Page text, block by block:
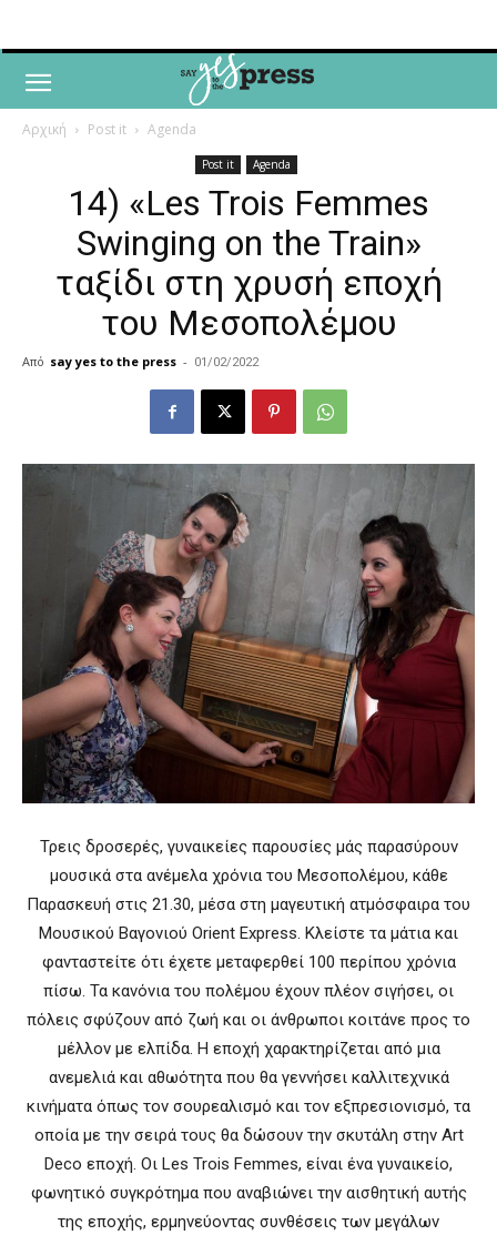
Αρχική Post it Agenda
Post it Agenda
14) «Les Trois Femmes
Swinging on the Train»
ταξίδι στη χρυσή εποχή
του Μεσοπολέμου
Από say yes to the press - 01/02/2022
Τρεις δροσερές, γυναικείες παρουσίες μάς παρασύρουν
μουσικά στα ανέμελα χρόνια του Μεσοπολέμου, κάθε
Παρασκευή στις 21.30, μέσα στη μαγευτική ατμόσφαιρα του
Μουσικού Βαγονιού Orient Express. Κλείστε τα μάτια και
φανταστείτε ότι έχετε μεταφερθεί 100 περίπου χρόνια
πίσω. Τα κανόνια του πολέμου έχουν πλέον σιγήσει, οι
πόλεις σφύζουν από ζωή και οι άνθρωποι κοιτάνε προς το
μέλλον με ελπίδα. Η εποχή χαρακτηρίζεται από μια
ανεμελιά και αθωότητα που θα γεννήσει καλλιτεχνικά
κινήματα όπως τον σουρεαλισμό και τον εξπρεσιονισμό, τα
οποία με την σειρά τους θα δώσουν την σκυτάλη στην Art
Deco εποχή. Οι Les Trois Femmes, είναι ένα γυναικείο,
φωνητικό συγκρότημα που αναβιώνει την αισθητική αυτής
της εποχής, ερμηνεύοντας συνθέσεις των μεγάλων